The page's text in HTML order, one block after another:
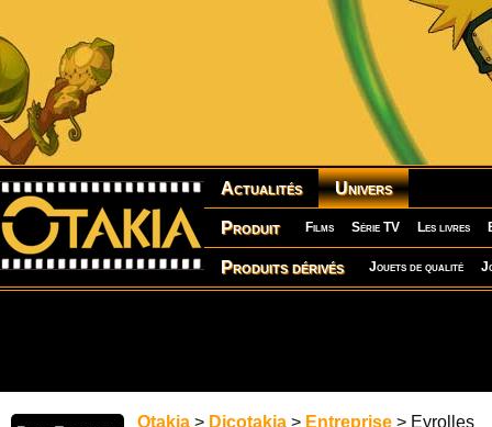
Actualités Univers
Produit Films Série TV Les livres
Produits dérivés Jouets de qualité
Otakia > Dicotakia > Entreprise > Eyrolles